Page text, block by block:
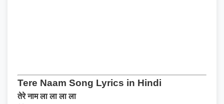
Tere Naam Song Lyrics in Hindi
तेरे नाम ला ला ला ला